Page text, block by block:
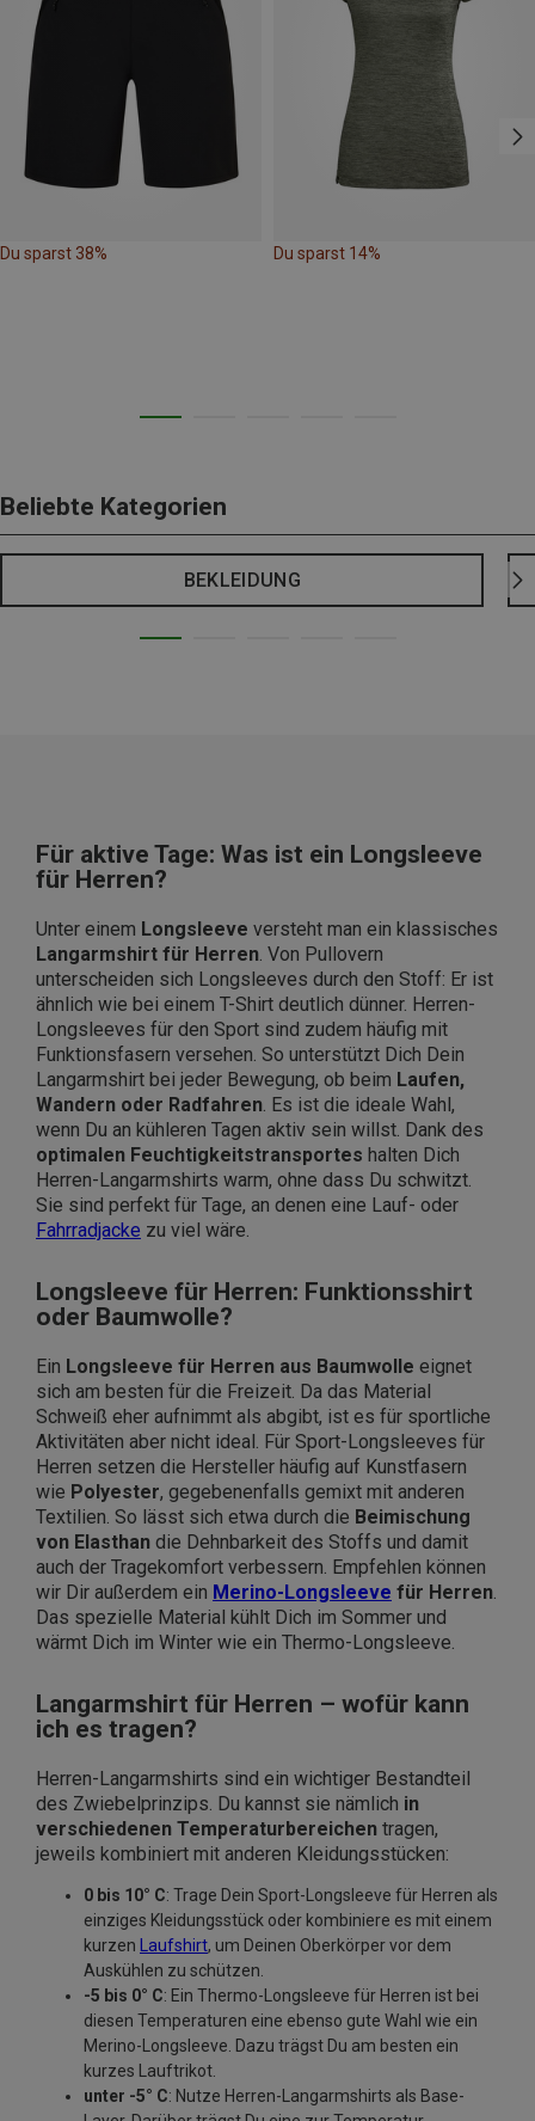
Du sparst 38% Du sparst 14%
Beliebte Kategorien
BEKLEIDUNG
Für aktive Tage: Was ist ein Longsleeve
für Herren?
Unter einem Longsleeve versteht man ein klassisches
Langarmshirt für Herren . Von Pullovern
unterscheiden sich Longsleeves durch den Stoff: Er ist
ähnlich wie bei einem T-Shirt deutlich dünner. Herren-
Longsleeves für den Sport sind zudem häufig mit
Funktionsfasern versehen. So unterstützt Dich Dein
Langarmshirt bei jeder Bewegung, ob beim Laufen,
Wandern oder Radfahren . Es ist die ideale Wahl,
wenn Du an kühleren Tagen aktiv sein willst. Dank des
optimalen Feuchtigkeitstransportes halten Dich
Herren-Langarmshirts warm, ohne dass Du schwitzt.
Sie sind perfekt für Tage, an denen eine Lauf- oder
Fahrradjacke zu viel wäre.
Longsleeve für Herren: Funktionsshirt
oder Baumwolle?
Ein Longsleeve für Herren aus Baumwolle eignet
sich am besten für die Freizeit. Da das Material
Schweiß eher aufnimmt als abgibt, ist es für sportliche
Aktivitäten aber nicht ideal. Für Sport-Longsleeves für
Herren setzen die Hersteller häufig auf Kunstfasern
wie Polyester, gegebenenfalls gemixt mit anderen
Textilien. So lässt sich etwa durch die Beimischung
von Elasthan die Dehnbarkeit des Stoffs und damit
auch der Tragekomfort verbessern. Empfehlen können
wir Dir außerdem ein Merino-Longsleeve für Herren
Das spezielle Material kühlt Dich im Sommer und
wärmt Dich im Winter wie ein Thermo-Longsleeve.
Langarmshirt für Herren – wofür kann
ich es tragen?
Herren-Langarmshirts sind ein wichtiger Bestandteil
des Zwiebelprinzips. Du kannst sie nämlich in
verschiedenen Temperaturbereichen tragen,
jeweils kombiniert mit anderen Kleidungsstücken:
0 bis 10° C: Trage Dein Sport-Longsleeve für Herren als
einziges Kleidungsstück oder kombiniere es mit einem
kurzen
Laufshirt, um Deinen Oberkörper vor dem
Auskühlen zu schützen.
-5 bis 0° C: Ein Thermo-Longsleeve für Herren ist bei
diesen Temperaturen eine ebenso gute Wahl wie ein
Merino-Longsleeve. Dazu trägst Du am besten ein
kurzes Lauftrikot.
unter -5° C: Nutze Herren-Langarmshirts als Base-